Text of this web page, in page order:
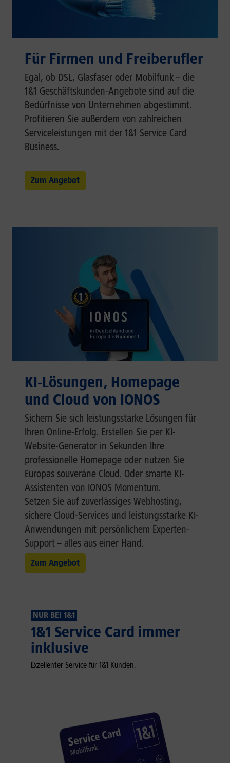
Für Firmen und Freiberufler
Egal, ob DSL, Glasfaser oder Mobilfunk – die
1&1 Geschäftskunden-Angebote sind auf die
Bedürfnisse von Unternehmen abgestimmt.
Profitieren Sie außerdem von zahlreichen
Serviceleistungen mit der 1&1 Service Card
Business.
Zum Angebot
KI-Lösungen, Homepage
und Cloud von IONOS
Sichern Sie sich leistungsstarke Lösungen für
Ihren Online-Erfolg. Erstellen Sie per KI-
Website-Generator in Sekunden Ihre
professionelle Homepage oder nutzen Sie
Europas souveräne Cloud. Oder smarte KI-
Assistenten von IONOS Momentum.
Setzen Sie auf zuverlässiges Webhosting,
sichere Cloud-Services und leistungsstarke KI-
Anwendungen mit persönlichem Experten-
Support – alles aus einer Hand.
Zum Angebot
NUR BEI 1&1
1&1 Service Card immer
inklusive
Exzellenter Service für 1&1 Kunden.